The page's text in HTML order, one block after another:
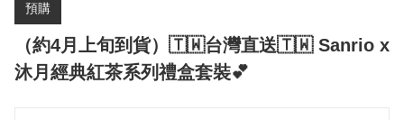
預購
（約4月上旬到貨）🇹🇼台灣直送🇹🇼 Sanrio x
沐月經典紅茶系列禮盒套裝💕